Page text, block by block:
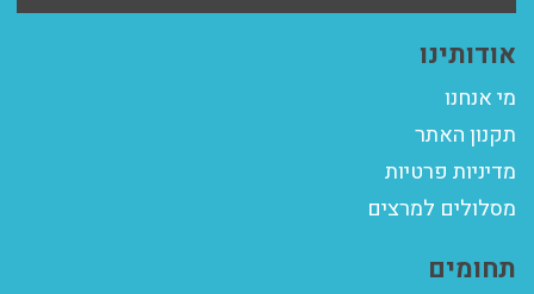
אודותינו
מי אנחנו
תקנון האתר
מדיניות פרטיות
מסלולים למרצים
תחומים